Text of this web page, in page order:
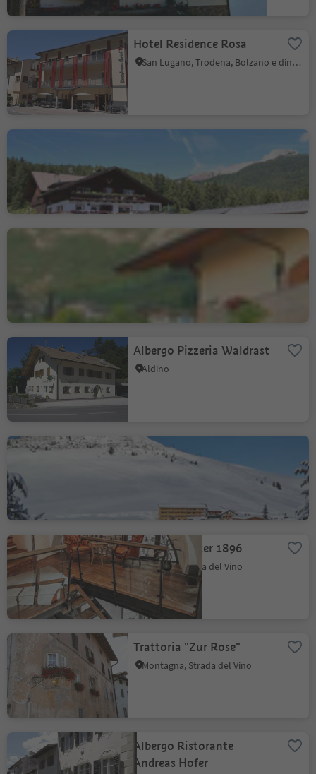
Hotel Residence Rosa
San Lugano, Trodena, Bolzano e dintorni
Albergo/Ristorante/Pizzeria
Terzer
Marchio sostenibilità livello 2
Albergo Pizzeria Waldrast
Aldino
Hotel Jochgrimm
Redagno, Aldino
Amalia Pernter 1896
Salorno, Strada del Vino
Trattoria "Zur Rose"
Montagna, Strada del Vino
Albergo Ristorante
Andreas Hofer